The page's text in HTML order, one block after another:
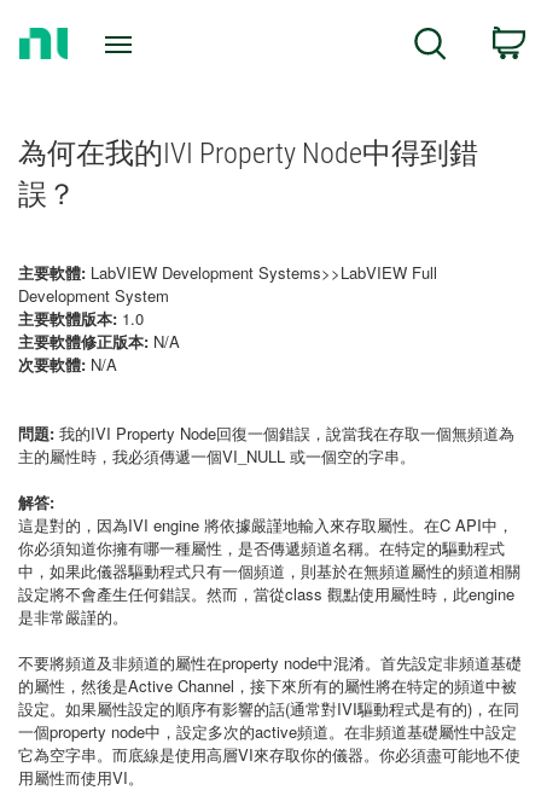
Search
為何在我的IVI Property Node中得到錯
誤？
主要軟體: LabVIEW Development Systems>>LabVIEW Full
Development System
主要軟體版本: 1.0
主要軟體修正版本: N/A
次要軟體: N/A
問題: 我的IVI Property Node回復一個錯誤，說當我在存取一個無頻道為
主的屬性時，我必須傳遞一個VI_NULL 或一個空的字串。
解答:
這是對的，因為IVI engine 將依據嚴謹地輸入來存取屬性。在C API中，
你必須知道你擁有哪一種屬性，是否傳遞頻道名稱。在特定的驅動程式
中，如果此儀器驅動程式只有一個頻道，則基於在無頻道屬性的頻道相關
設定將不會產生任何錯誤。然而，當從class 觀點使用屬性時，此engine
是非常嚴謹的。
不要將頻道及非頻道的屬性在property node中混淆。首先設定非頻道基礎
的屬性，然後是Active Channel，接下來所有的屬性將在特定的頻道中被
設定。如果屬性設定的順序有影響的話(通常對IVI驅動程式是有的)，在同
一個property node中，設定多次的active頻道。在非頻道基礎屬性中設定
它為空字串。而底線是使用高層VI來存取你的儀器。你必須盡可能地不使
用屬性而使用VI。